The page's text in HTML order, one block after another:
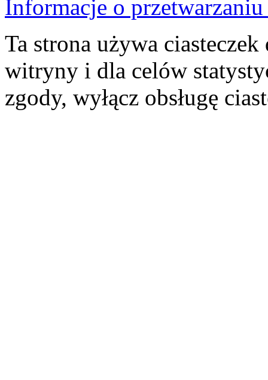
Informacje o
Ta strona używa
witryny i dla celów
zgody, wyłącz obsługę